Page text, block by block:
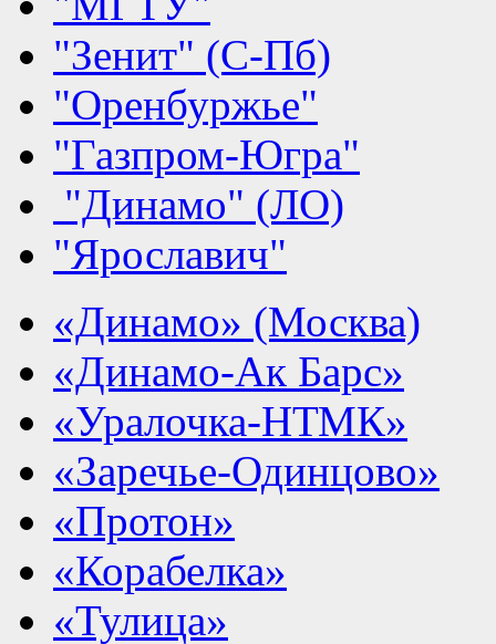
"Зенит" (С-Пб)
"Оренбуржье"
"Газпром-Югра"
"Динамо" (ЛО)
"Ярославич"
«Динамо» (Москва)
«Динамо-Ак Барс»
«Уралочка-НТМК»
«Заречье-Одинцово»
«Протон»
«Корабелка»
«Тулица»